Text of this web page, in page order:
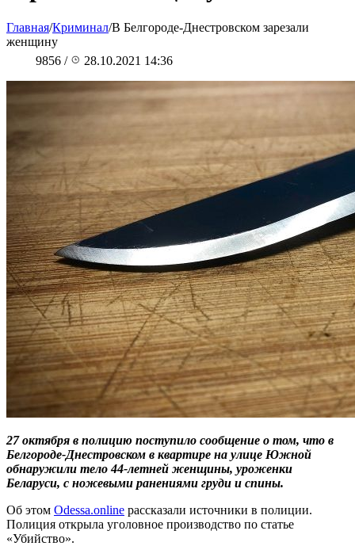
Главная/Криминал/В Белгороде-Днестровском зарезали
женщину
9856 / 28.10.2021 14:36
27 октября в полицию поступило сообщение о том, что в
Белгороде-Днестровском в квартире на улице Южной
обнаружили тело 44-летней женщины, уроженки
Беларуси, с ножевыми ранениями груди и спины.
Об этом Оdessa.online рассказали источники в полиции.
Полиция открыла уголовное производство по статье
«Убийство».